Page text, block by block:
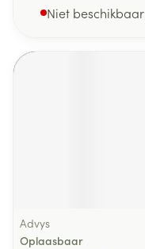
Niet beschikbaar
Advys
Oplaasbaar